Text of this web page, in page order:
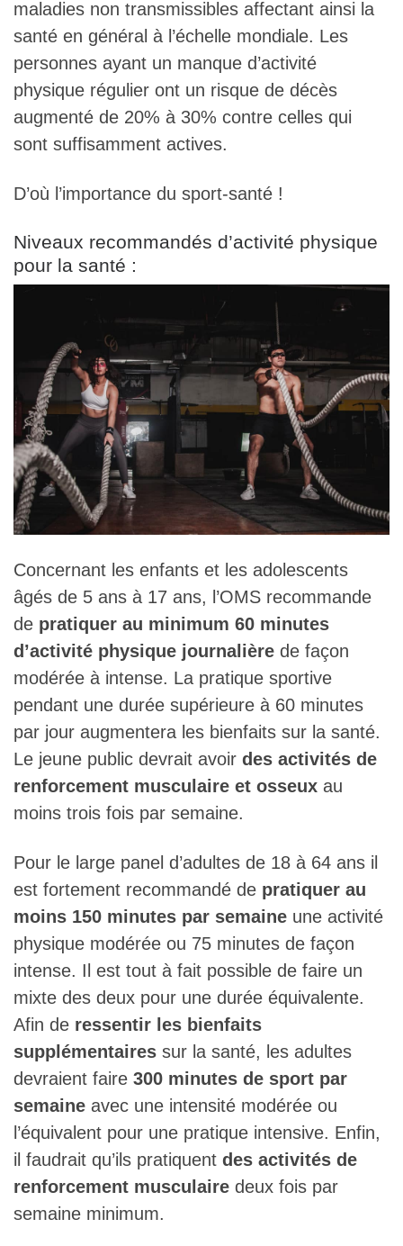
maladies non transmissibles affectant ainsi la
santé en général à l’échelle mondiale. Les
personnes ayant un manque d’activité
physique régulier ont un risque de décès
augmenté de 20% à 30% contre celles qui
sont suffisamment actives.
D’où l’importance du sport-santé !
Niveaux recommandés d’activité physique
pour la santé :
Concernant les enfants et les adolescents
âgés de 5 ans à 17 ans, l’OMS recommande
de pratiquer au minimum 60 minutes
d’activité physique journalière de façon
modérée à intense. La pratique sportive
pendant une durée supérieure à 60 minutes
par jour augmentera les bienfaits sur la santé.
Le jeune public devrait avoir des activités de
renforcement musculaire et osseux au
moins trois fois par semaine.
Pour le large panel d’adultes de 18 à 64 ans il
est fortement recommandé de pratiquer au
moins 150 minutes par semaine une activité
physique modérée ou 75 minutes de façon
intense. Il est tout à fait possible de faire un
mixte des deux pour une durée équivalente.
Afin de ressentir les bienfaits
supplémentaires sur la santé, les adultes
devraient faire 300 minutes de sport par
semaine avec une intensité modérée ou
l’équivalent pour une pratique intensive. Enfin,
il faudrait qu’ils pratiquent des activités de
renforcement musculaire deux fois par
semaine minimum.